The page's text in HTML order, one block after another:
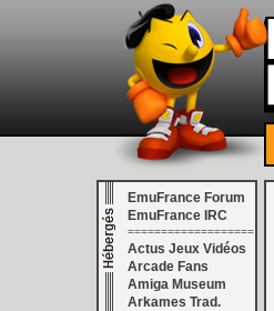
EmuFrance Forum
EmuFrance IRC
===================
Actus Jeux Vidéos
Arcade Fans
Amiga Museum
Arkames Trad.